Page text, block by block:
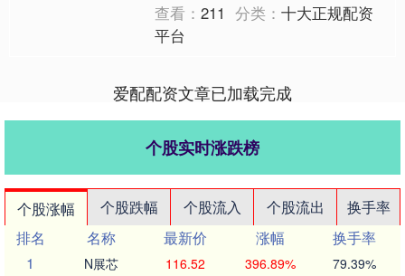
查看：211 分类：十大正规配资
平台
爱配配资文章已加载完成
个股实时涨跌榜
个股涨幅 个股跌幅 个股流入 个股流出
换手率
排名
名称 最新价 涨幅
换手率
1
N展芯 116.52 396.89% 79.39%